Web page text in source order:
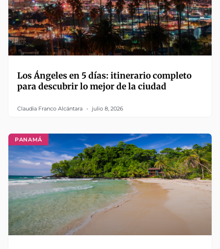
Los Ángeles en 5 días: itinerario completo
para descubrir lo mejor de la ciudad
Claudia Franco Alcántara julio 8, 2026
PANAMÁ